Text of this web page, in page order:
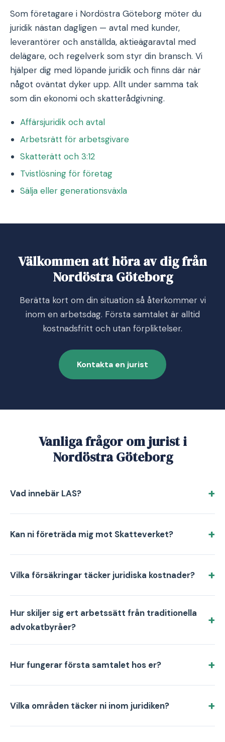
Som företagare i Nordöstra Göteborg möter du
juridik nästan dagligen — avtal med kunder,
leverantörer och anställda, aktieägaravtal med
delägare, och regelverk som styr din bransch. Vi
hjälper dig med löpande juridik och finns där när
något oväntat dyker upp. Allt under samma tak
som din ekonomi och skatterådgivning.
Affärsjuridik och avtal
Arbetsrätt för arbetsgivare
Skatterätt och 3:12
Tvistlösning för företag
Sälja eller generationsväxla
Välkommen att höra av dig från
Nordöstra Göteborg
Berätta kort om din situation så återkommer vi
inom en arbetsdag. Första samtalet är alltid
kostnadsfritt och utan förpliktelser.
Kontakta en jurist
Vanliga frågor om jurist i
Nordöstra Göteborg
Vad innebär LAS?
Kan ni företräda mig mot Skatteverket?
Vilka försäkringar täcker juridiska kostnader?
Hur skiljer sig ert arbetssätt från traditionella
advokatbyråer?
Hur fungerar första samtalet hos er?
Vilka områden täcker ni inom juridiken?